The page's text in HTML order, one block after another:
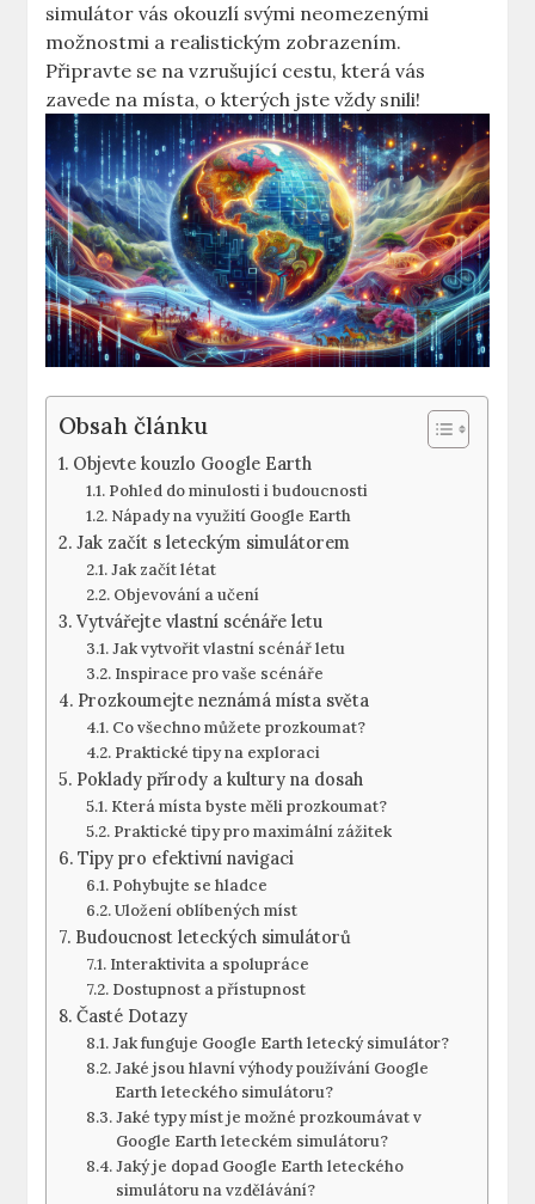
simulátor vás okouzlí svými neomezenými‌
možnostmi ⁣a realistickým zobrazením.⁤
Připravte se na vzrušující ‍cestu, která vás
zavede⁢ na místa, o kterých jste vždy snili!
Obsah článku
Objevte ​kouzlo Google⁣ Earth
Pohled⁤ do minulosti i budoucnosti
Nápady na využití Google Earth
Jak ⁣začít ⁤s leteckým​ simulátorem
Jak začít ​létat
Objevování a učení
Vytvářejte vlastní scénáře ‌letu
Jak vytvořit vlastní‍ scénář ‍letu
Inspirace pro ⁢vaše scénáře
Prozkoumejte ​neznámá místa světa
Co všechno můžete⁢ prozkoumat?
Praktické tipy na exploraci
Poklady přírody a⁣ kultury⁢ na ⁣dosah
Která⁤ místa‍ byste měli‍ prozkoumat?
Praktické ⁢tipy pro maximální zážitek
Tipy pro⁢ efektivní navigaci
Pohybujte se hladce
Uložení oblíbených míst
Budoucnost leteckých⁤ simulátorů
Interaktivita a ⁤spolupráce
Dostupnost a přístupnost
Časté Dotazy
Jak funguje Google Earth ‌letecký ​simulátor?
Jaké jsou ‍hlavní výhody používání‍ Google
Earth⁤ leteckého simulátoru?
Jaké typy míst je možné prozkoumávat ​v
Google Earth leteckém​ simulátoru?
Jaký je dopad Google Earth ⁢leteckého
simulátoru⁤ na ⁤vzdělávání?